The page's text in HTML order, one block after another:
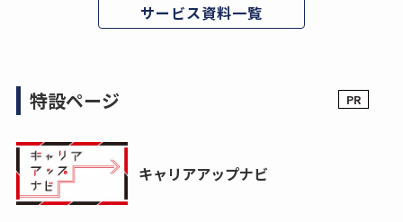
サービス資料一覧
特設ページ
キャリアアップナビ